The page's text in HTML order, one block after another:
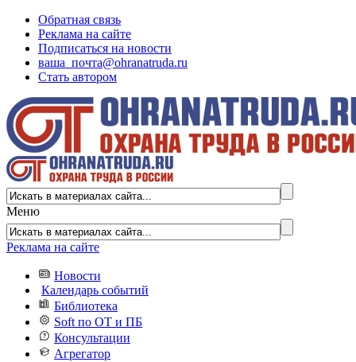
Обратная связь
Реклама на сайте
Подписаться на новости
ваша_почта@ohranatruda.ru
Стать автором
Меню
Реклама на сайте
Новости
Календарь событий
Библиотека
Soft по ОТ и ПБ
Консультации
Агрегатор